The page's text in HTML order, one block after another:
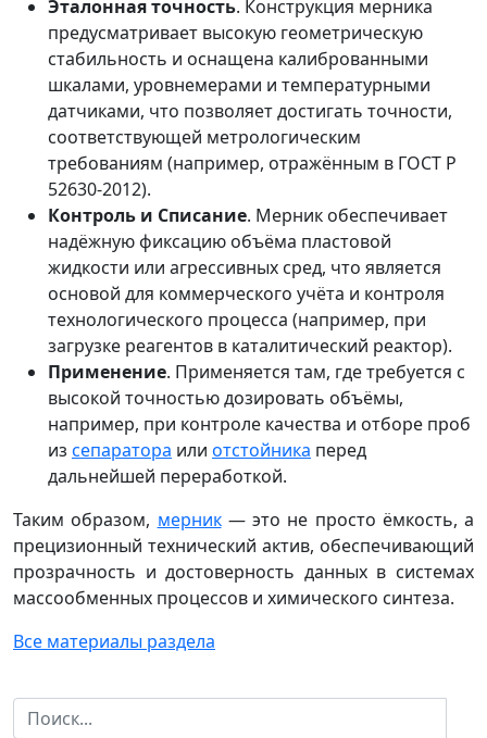
Эталонная точность. Конструкция мерника
предусматривает высокую геометрическую
стабильность и оснащена калиброванными
шкалами, уровнемерами и температурными
датчиками, что позволяет достигать точности,
соответствующей метрологическим
требованиям (например, отражённым в ГОСТ Р
52630-2012).
Контроль и Списание. Мерник обеспечивает
надёжную фиксацию объёма пластовой
жидкости или агрессивных сред, что является
основой для коммерческого учёта и контроля
технологического процесса (например, при
загрузке реагентов в каталитический реактор).
Применение. Применяется там, где требуется с
высокой точностью дозировать объёмы,
например, при контроле качества и отборе проб
из сепаратора или отстойника перед
дальнейшей переработкой.
Таким образом, мерник— это не просто ёмкость, а
прецизионный технический актив, обеспечивающий
прозрачность и достоверность данных в системах
массообменных процессов и химического синтеза.
Все материалы раздела